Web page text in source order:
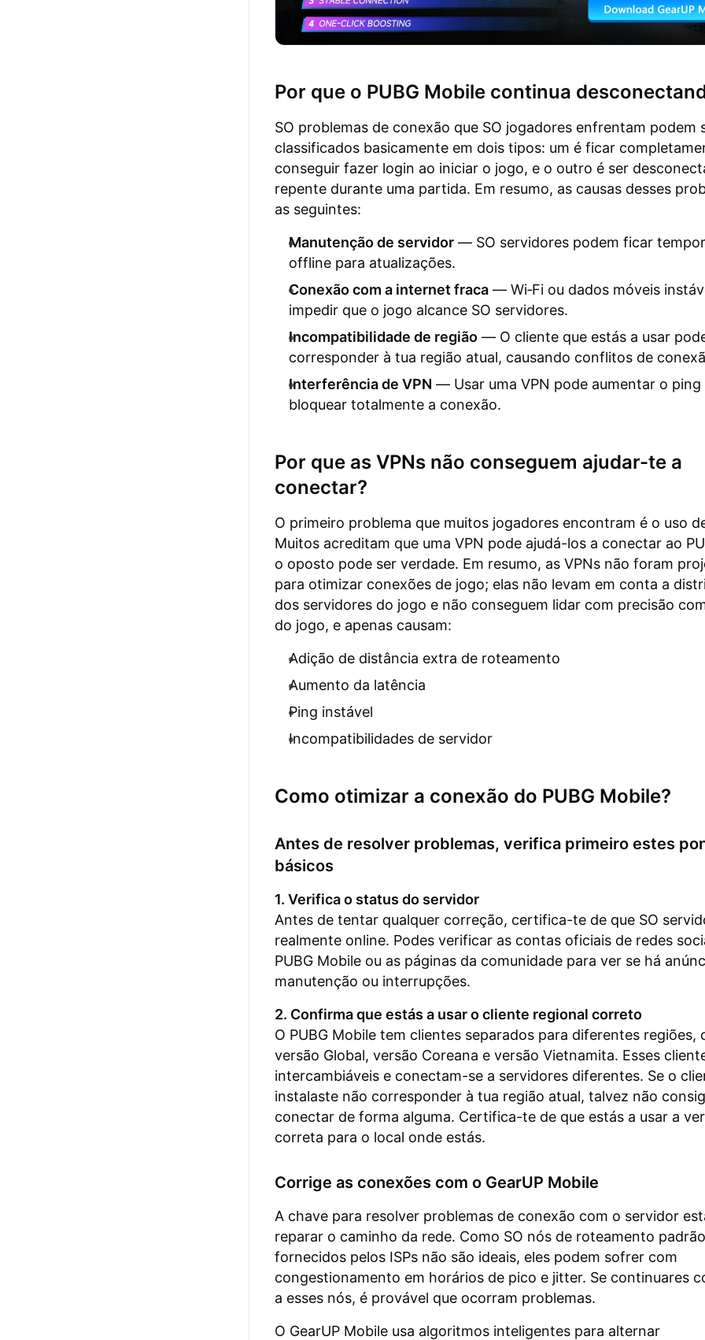
Por que o PUBG Mobile continua
SO problemas de conexão que SO jogadores enfrentam podem
classificados basicamente em dois tipos: um é ficar
conseguir fazer login ao iniciar o jogo, e o outro é ser
repente durante uma partida. Em resumo, as causas desses
as seguintes:
Manutenção de servidor — SO servidores podem ficar
offline para atualizações.
Conexão com a internet fraca — Wi‑Fi ou dados móveis
impedir que o jogo alcance SO servidores.
Incompatibilidade de região — O cliente que estás a usar
corresponder à tua região atual, causando conflitos de
Interferência de VPN — Usar uma VPN pode aumentar o ping
bloquear totalmente a conexão.
Por que as VPNs não conseguem ajudar-te a
conectar?
O primeiro problema que muitos jogadores encontram é o uso
Muitos acreditam que uma VPN pode ajudá-los a conectar ao
o oposto pode ser verdade. Em resumo, as VPNs não foram
para otimizar conexões de jogo; elas não levam em conta a
dos servidores do jogo e não conseguem lidar com precisão
do jogo, e apenas causam:
Adição de distância extra de roteamento
Aumento da latência
Ping instável
Incompatibilidades de servidor
Como otimizar a conexão do PUBG Mobile?
Antes de resolver problemas, verifica primeiro estes
básicos
1. Verifica o status do servidor
Antes de tentar qualquer correção, certifica-te de que SO
realmente online. Podes verificar as contas oficiais de redes
PUBG Mobile ou as páginas da comunidade para ver se há
manutenção ou interrupções.
2. Confirma que estás a usar o cliente regional correto
O PUBG Mobile tem clientes separados para diferentes regiões,
versão Global, versão Coreana e versão Vietnamita. Esses
intercambiáveis e conectam-se a servidores diferentes. Se o
instalaste não corresponder à tua região atual, talvez não
conectar de forma alguma. Certifica-te de que estás a usar a
correta para o local onde estás.
Corrige as conexões com o GearUP Mobile
A chave para resolver problemas de conexão com o servidor
reparar o caminho da rede. Como SO nós de roteamento padrão
fornecidos pelos ISPs não são ideais, eles podem sofrer com
congestionamento em horários de pico e jitter. Se continuares
a esses nós, é provável que ocorram problemas.
O GearUP Mobile usa algoritmos inteligentes para alternar